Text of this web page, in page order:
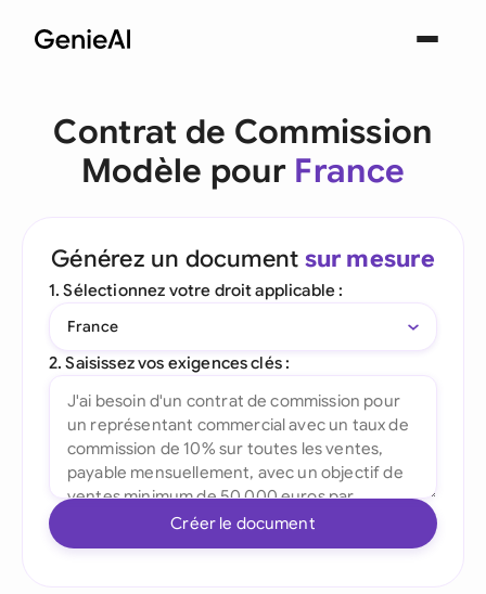
Contrat de Commission
Modèle pour France
Générez un document sur mesure
1. Sélectionnez votre droit applicable :
France
2. Saisissez vos exigences clés :
Créer le document